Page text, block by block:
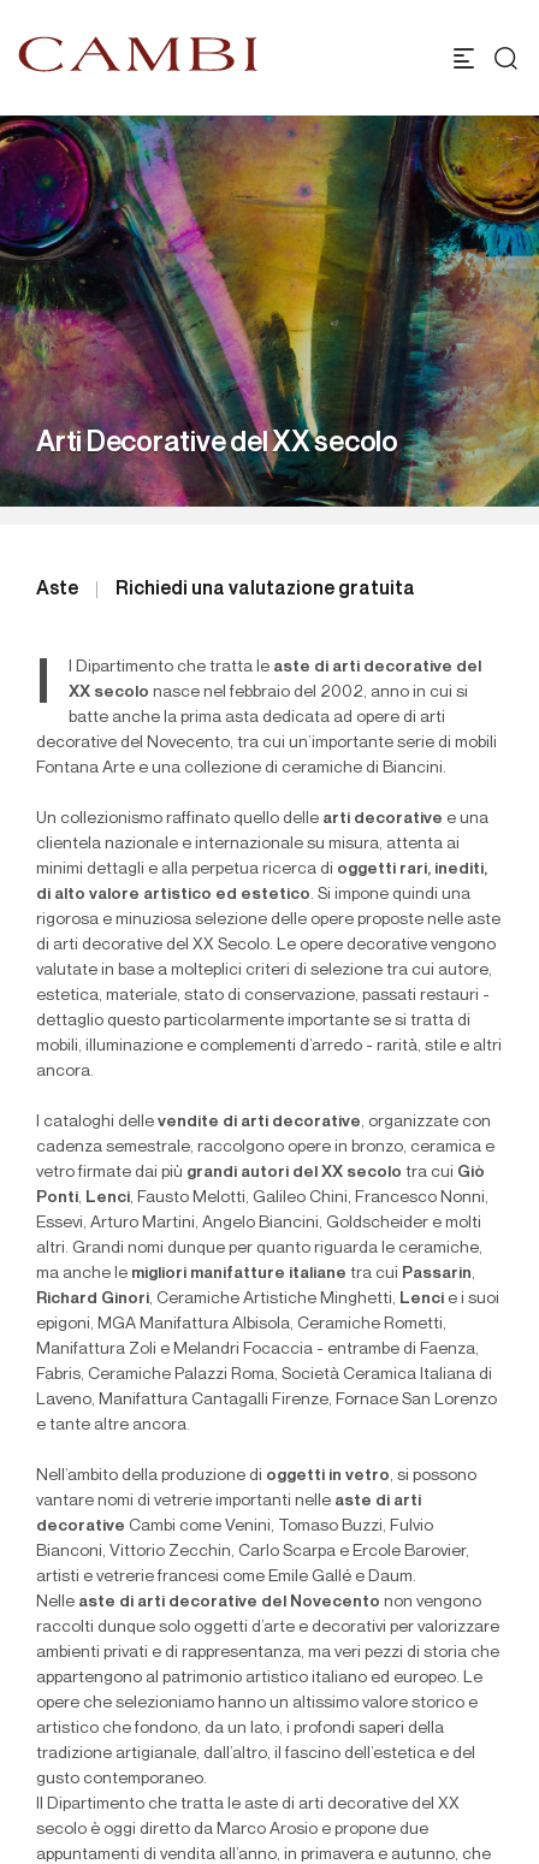
Arti Decorative del XX secolo
Aste Richiedi una valutazione gratuita
I l Dipartimento che tratta le aste di arti decorative del
XX secolo nasce nel febbraio del 2002, anno in cui si
batte anche la prima asta dedicata ad opere di arti
decorative del Novecento, tra cui un’importante serie di mobili
Fontana Arte e una collezione di ceramiche di Biancini.
Un collezionismo raffinato quello delle arti decorative e una
clientela nazionale e internazionale su misura, attenta ai
minimi dettagli e alla perpetua ricerca di oggetti rari, inediti,
di alto valore artistico ed estetico. Si impone quindi una
rigorosa e minuziosa selezione delle opere proposte nelle aste
di arti decorative del XX Secolo. Le opere decorative vengono
valutate in base a molteplici criteri di selezione tra cui autore,
estetica, materiale, stato di conservazione, passati restauri -
dettaglio questo particolarmente importante se si tratta di
mobili, illuminazione e complementi d’arredo - rarità, stile e altri
ancora.
I cataloghi delle vendite di arti decorative, organizzate con
cadenza semestrale, raccolgono opere in bronzo, ceramica e
vetro firmate dai più grandi autori del XX secolo tra cui Giò
Ponti, Lenci, Fausto Melotti, Galileo Chini, Francesco Nonni,
Essevi, Arturo Martini, Angelo Biancini, Goldscheider e molti
altri. Grandi nomi dunque per quanto riguarda le ceramiche,
ma anche le migliori manifatture italiane tra cui Passarin,
Richard Ginori, Ceramiche Artistiche Minghetti, Lenci e i suoi
epigoni, MGA Manifattura Albisola, Ceramiche Rometti,
Manifattura Zoli e Melandri Focaccia - entrambe di Faenza,
Fabris, Ceramiche Palazzi Roma, Società Ceramica Italiana di
Laveno, Manifattura Cantagalli Firenze, Fornace San Lorenzo
e tante altre ancora.
Nell’ambito della produzione di oggetti in vetro, si possono
vantare nomi di vetrerie importanti nelle aste di arti
decorative Cambi come Venini, Tomaso Buzzi, Fulvio
Bianconi, Vittorio Zecchin, Carlo Scarpa e Ercole Barovier,
artisti e vetrerie francesi come Emile Gallé e Daum.
Nelle aste di arti decorative del Novecento non vengono
raccolti dunque solo oggetti d’arte e decorativi per valorizzare
ambienti privati e di rappresentanza, ma veri pezzi di storia che
appartengono al patrimonio artistico italiano ed europeo. Le
opere che selezioniamo hanno un altissimo valore storico e
artistico che fondono, da un lato, i profondi saperi della
tradizione artigianale, dall’altro, il fascino dell’estetica e del
gusto contemporaneo.
Il Dipartimento che tratta le aste di arti decorative del XX
secolo è oggi diretto da Marco Arosio e propone due
appuntamenti di vendita all’anno, in primavera e autunno, che